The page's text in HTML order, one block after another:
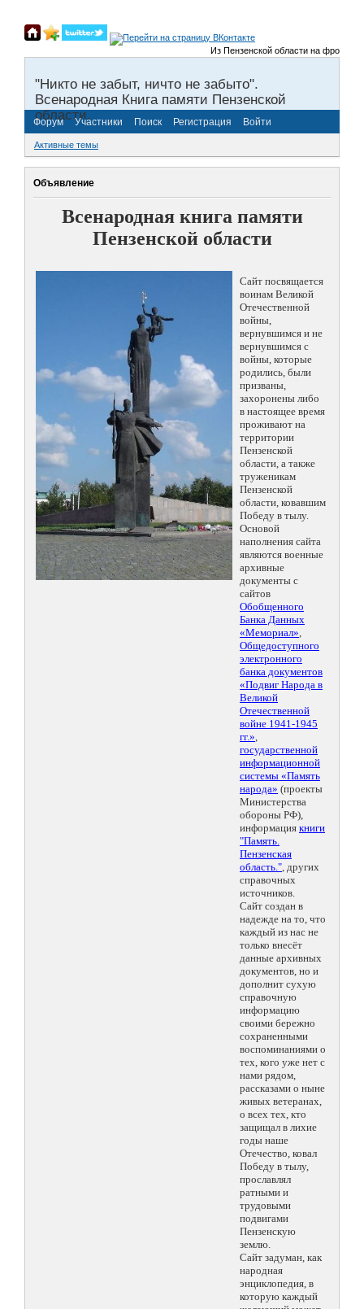
Из Пензенской области на фронты
"Никто не забыт, ничто не забыто".
Всенародная Книга памяти Пензенской
области.
Форум Участники Поиск Регистрация Войти
Активные темы
Объявление
Всенародная книга памяти
Пензенской области
Сайт посвящается
воинам Великой
Отечественной
войны,
вернувшимся и не
вернувшимся с
войны, которые
родились, были
призваны,
захоронены либо
в настоящее время
проживают на
территории
Пензенской
области, а также
труженикам
Пензенской
области, ковавшим
Победу в тылу.
Основой
наполнения сайта
являются военные
архивные
документы с
сайтов
Обобщенного
Банка Данных
«Мемориал»,
Общедоступного
электронного
банка документов
«Подвиг Народа в
Великой
Отечественной
войне 1941-1945
гг.»,
государственной
информационной
системы «Память
народа» (проекты
Министерства
обороны РФ),
информация книги
"Память.
Пензенская
область.", других
справочных
источников.
Сайт создан в
надежде на то, что
каждый из нас не
только внесёт
данные архивных
документов, но и
дополнит сухую
справочную
информацию
своими бережно
сохраненными
воспоминаниями о
тех, кого уже нет с
нами рядом,
рассказами о ныне
живых ветеранах,
о всех тех, кто
защищал в лихие
годы наше
Отечество, ковал
Победу в тылу,
прославлял
ратными и
трудовыми
подвигами
Пензенскую
землю.
Сайт задуман, как
народная
энциклопедия, в
которую каждый